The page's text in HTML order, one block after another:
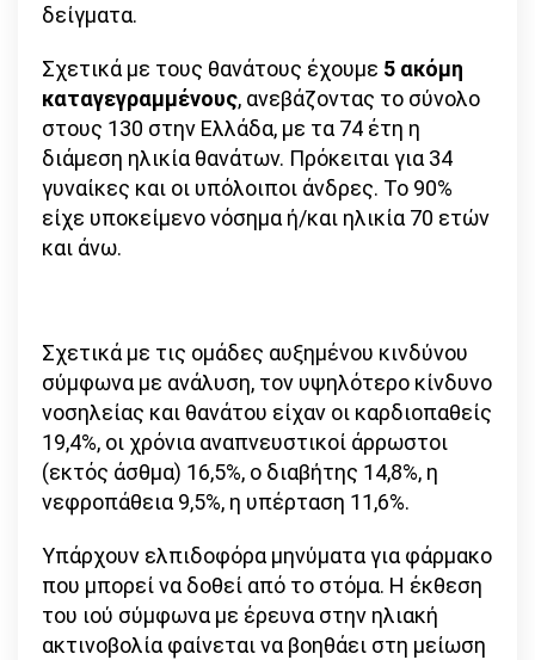
δείγματα.
Σχετικά με τους θανάτους έχουμε 5 ακόμη
καταγεγραμμένους, ανεβάζοντας το σύνολο
στους 130 στην Ελλάδα, με τα 74 έτη η
διάμεση ηλικία θανάτων. Πρόκειται για 34
γυναίκες και οι υπόλοιποι άνδρες. Το 90%
είχε υποκείμενο νόσημα ή/και ηλικία 70 ετών
και άνω.
Σχετικά με τις ομάδες αυξημένου κινδύνου
σύμφωνα με ανάλυση, τον υψηλότερο κίνδυνο
νοσηλείας και θανάτου είχαν οι καρδιοπαθείς
19,4%, οι χρόνια αναπνευστικοί άρρωστοι
(εκτός άσθμα) 16,5%, ο διαβήτης 14,8%, η
νεφροπάθεια 9,5%, η υπέρταση 11,6%.
Υπάρχουν ελπιδοφόρα μηνύματα για φάρμακο
που μπορεί να δοθεί από το στόμα. Η έκθεση
του ιού σύμφωνα με έρευνα στην ηλιακή
ακτινοβολία φαίνεται να βοηθάει στη μείωση